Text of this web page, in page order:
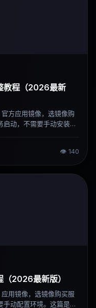
教程（2026最新
方应用镜像，选镜像购
动，不需要手动安装任
👁 140
2026最新版）
用镜像，选镜像购买服
动配置环境。这篇是完